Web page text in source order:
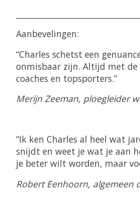
Aanbevelingen:
“Charles schetst een
onmisbaar zijn. Altijd met de
coaches en topsporters.”
Merijn Zeeman, ploegleider
“Ik ken Charles al heel wat
snijdt en weet je wat je aan
je beter wilt worden, maar
Robert Eenhoorn, algemeen